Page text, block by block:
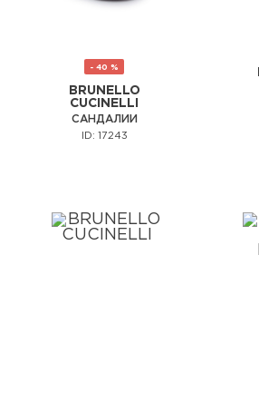
- 40 %
BRUNELLO
CUCINELLI
САНДАЛИИ
ID: 17243